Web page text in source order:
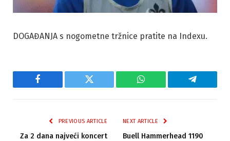
DOGAĐANJA s nogometne tržnice pratite na Indexu.
Facebook Twitter WhatsApp Telegram
PREVIOUS ARTICLE
Za 2 dana najveći koncert
NEXT ARTICLE
Buell Hammerhead 1190